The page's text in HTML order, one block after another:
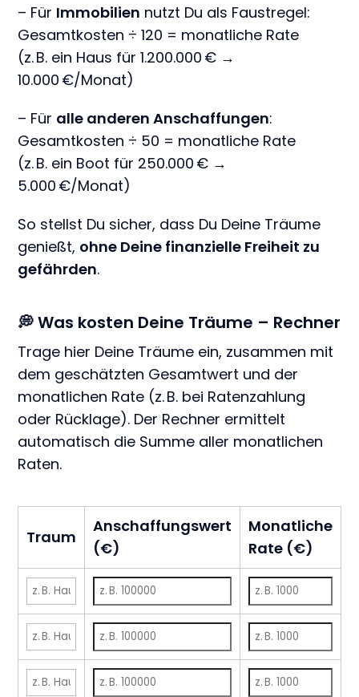
– Für Immobilien nutzt Du als Faustregel:
Gesamtkosten ÷ 120 = monatliche Rate
(z. B. ein Haus für 1.200.000 € →
10.000 €/Monat)
– Für alle anderen Anschaffungen:
Gesamtkosten ÷ 50 = monatliche Rate
(z. B. ein Boot für 250.000 € →
5.000 €/Monat)
So stellst Du sicher, dass Du Deine Träume
genießt, ohne Deine finanzielle Freiheit zu
gefährden.
💭 Was kosten Deine Träume – Rechner
Trage hier Deine Träume ein, zusammen mit
dem geschätzten Gesamtwert und der
monatlichen Rate (z. B. bei Ratenzahlung
oder Rücklage). Der Rechner ermittelt
automatisch die Summe aller monatlichen
Raten.
Traum
Anschaffungswert
(€)
Monatliche
Rate (€)